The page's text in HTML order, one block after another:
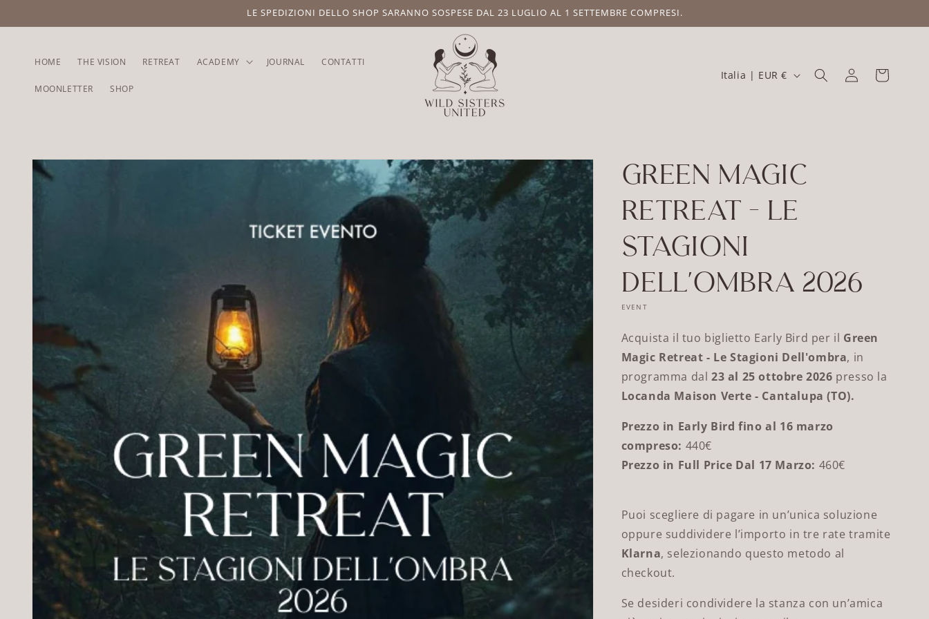
ai contenuti
LE SPEDIZIONI DELLO SHOP SARANNO SOSPESE DAL 23 LUGLIO AL 1 SETTEMBRE COMPRESI.
HOME THE VISION RETREAT ACADEMY JOURNAL CONTATTI
MOONLETTER SHOP
P
A
r
e
g
g
r
a
i
c
Italia | EUR € Accedi Carrello
Passa alle
informazioni
Green Magic
Retreat - Le
Stagioni
Dell'ombra 2026
EVENT
Acquista il tuo biglietto Early Bird per il Green
Magic Retreat - Le Stagioni Dell'ombra, in
programma dal 23 al 25 ottobre 2026 presso la
Locanda Maison Verte - Cantalupa (TO).
Prezzo in Early Bird fino al 16 marzo
compreso: 440€
Prezzo in Full Price Dal 17 Marzo: 460€
Puoi scegliere di pagare in un’unica soluzione
oppure suddividere l’importo in tre rate tramite
Klarna, selezionando questo metodo al
checkout.
Se desideri condividere la stanza con un’amica